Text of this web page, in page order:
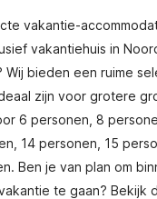
vakantie-
vakantiehuis in
bieden een ruime
zijn voor grotere
6 personen, 8
14 personen, 15
Ben je van plan om
te gaan? Bekijk